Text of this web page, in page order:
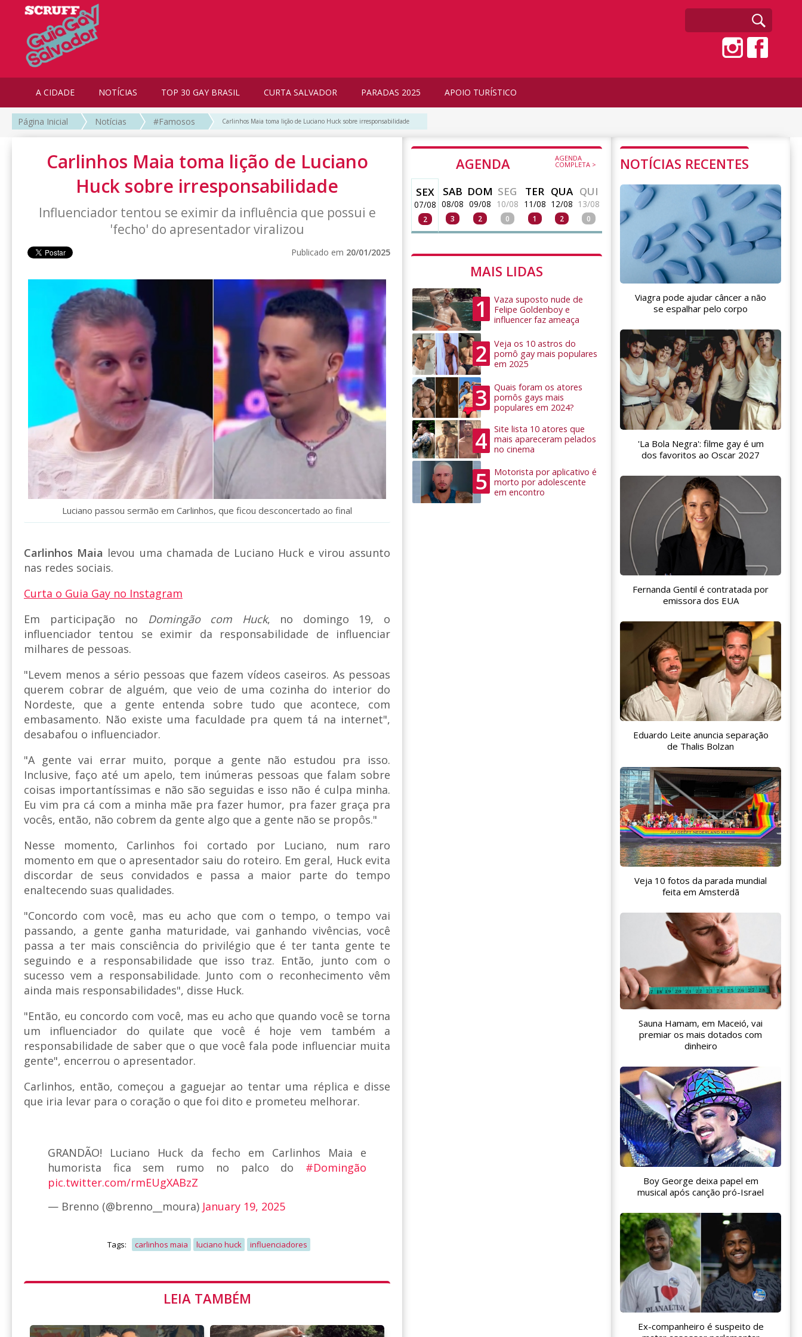
A CIDADE NOTÍCIAS TOP 30 GAY BRASIL CURTA SALVADOR PARADAS 2025 APOIO TURÍSTICO
Página Inicial Notícias #Famosos Carlinhos Maia toma lição de Luciano Huck sobre irresponsabilidade
Carlinhos Maia toma lição de Luciano
Huck sobre irresponsabilidade
Influenciador tentou se eximir da influência que possui e
'fecho' do apresentador viralizou
Publicado em 20/01/2025
Luciano passou sermão em Carlinhos, que ficou desconcertado ao final
Carlinhos Maia levou uma chamada de Luciano Huck e virou assunto
nas redes sociais.
Curta o Guia Gay no Instagram
Em participação no Domingão com Huck, no domingo 19, o
influenciador tentou se eximir da responsabilidade de influenciar
milhares de pessoas.
"Levem menos a sério pessoas que fazem vídeos caseiros. As pessoas
querem cobrar de alguém, que veio de uma cozinha do interior do
Nordeste, que a gente entenda sobre tudo que acontece, com
embasamento. Não existe uma faculdade pra quem tá na internet",
desabafou o influenciador.
"A gente vai errar muito, porque a gente não estudou pra isso.
Inclusive, faço até um apelo, tem inúmeras pessoas que falam sobre
coisas importantíssimas e não são seguidas e isso não é culpa minha.
Eu vim pra cá com a minha mãe pra fazer humor, pra fazer graça pra
vocês, então, não cobrem da gente algo que a gente não se propôs."
Nesse momento, Carlinhos foi cortado por Luciano, num raro
momento em que o apresentador saiu do roteiro. Em geral, Huck evita
discordar de seus convidados e passa a maior parte do tempo
enaltecendo suas qualidades.
"Concordo com você, mas eu acho que com o tempo, o tempo vai
passando, a gente ganha maturidade, vai ganhando vivências, você
passa a ter mais consciência do privilégio que é ter tanta gente te
seguindo e a responsabilidade que isso traz. Então, junto com o
sucesso vem a responsabilidade. Junto com o reconhecimento vêm
ainda mais responsabilidades", disse Huck.
"Então, eu concordo com você, mas eu acho que quando você se torna
um influenciador do quilate que você é hoje vem também a
responsabilidade de saber que o que você fala pode influenciar muita
gente", encerrou o apresentador.
Carlinhos, então, começou a gaguejar ao tentar uma réplica e disse
que iria levar para o coração o que foi dito e prometeu melhorar.
GRANDÃO! Luciano Huck da fecho em Carlinhos Maia e
humorista fica sem rumo no palco do #Domingão
pic.twitter.com/rmEUgXABzZ
— Brenno (@brenno__moura) January 19, 2025
Tags: carlinhos maia luciano huck influenciadores
LEIA TAMBÉM
AGENDA AGENDA
COMPLETA >
SEX
07/08
2
SAB
08/08
3
DOM
09/08
2
SEG
10/08
0
TER
11/08
1
QUA
12/08
2
QUI
13/08
0
MAIS LIDAS
1
Vaza suposto nude de
Felipe Goldenboy e
influencer faz ameaça
2
Veja os 10 astros do
pornô gay mais populares
em 2025
3
Quais foram os atores
pornôs gays mais
populares em 2024?
4
Site lista 10 atores que
mais apareceram pelados
no cinema
5
Motorista por aplicativo é
morto por adolescente
em encontro
NOTÍCIAS RECENTES
Viagra pode ajudar câncer a não
se espalhar pelo corpo
'La Bola Negra': filme gay é um
dos favoritos ao Oscar 2027
Fernanda Gentil é contratada por
emissora dos EUA
Eduardo Leite anuncia separação
de Thalis Bolzan
Veja 10 fotos da parada mundial
feita em Amsterdã
Sauna Hamam, em Maceió, vai
premiar os mais dotados com
dinheiro
Boy George deixa papel em
musical após canção pró-Israel
Ex-companheiro é suspeito de